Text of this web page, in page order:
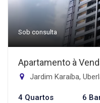
Sob consulta
Apartamento à
Jardim Karaíba,
4 Quartos 6